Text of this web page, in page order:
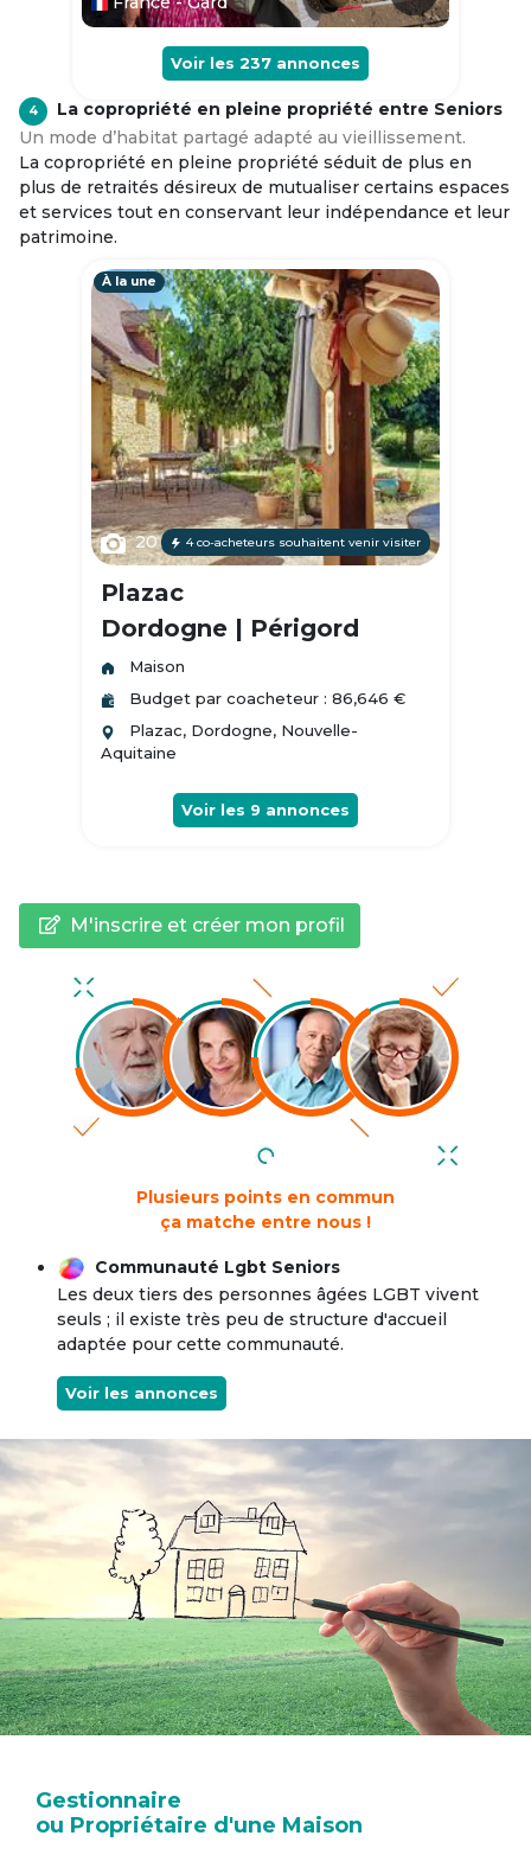
Voir les 237 annonces
4
La copropriété en pleine propriété entre Seniors
Un mode d’habitat partagé adapté au vieillissement.
La copropriété en pleine propriété séduit de plus en
plus de retraités désireux de mutualiser certains espaces
et services tout en conservant leur indépendance et leur
patrimoine.
À la une
20 4 co-acheteurs souhaitent venir visiter
Plazac
Dordogne | Périgord
Maison
Budget par coacheteur : 86,646 €
Plazac, Dordogne, Nouvelle-
Aquitaine
Voir les 9 annonces
M'inscrire et créer mon profil
Plusieurs points en commun
ça matche entre nous !
Communauté Lgbt Seniors
Les deux tiers des personnes âgées LGBT vivent
seuls ; il existe très peu de structure d'accueil
adaptée pour cette communauté.
Voir les annonces
Gestionnaire
ou Propriétaire d'une Maison